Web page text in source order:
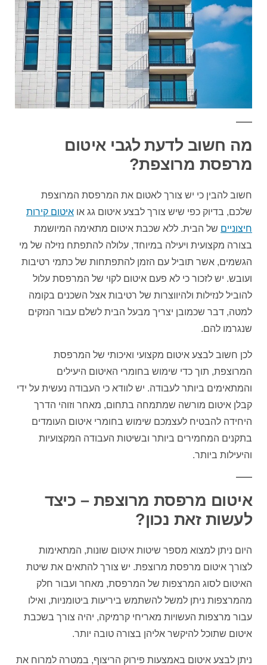
מה חשוב לדעת לגבי איטום
מרפסת מרוצפת?
חשוב להבין כי יש צורך לאטום את המרפסת המרוצפת
שלכם, בדיוק כפי שיש צורך לבצע איטום גג או איטום קירות
חיצוניים של הבית. ללא שכבת איטום מתאימה המיושמת
בצורה מקצועית ויעילה במיוחד, עלולה להתפתח נזילה של מי
הגשמים, אשר תוביל עם הזמן להתפתחות של כתמי רטיבות
ועובש. יש לזכור כי לא פעם איטום לקוי של המרפסת עלול
להוביל לנזילות ולהיווצרות של רטיבות אצל השכנים בקומה
למטה, דבר שכמובן יצריך מבעל הבית לשלם עבור הנזקים
שנגרמו להם.
לכן חשוב לבצע איטום מקצועי ואיכותי של המרפסת
המרוצפת, תוך כדי שימוש בחומרי האיטום היעילים
והמתאימים ביותר לעבודה. יש לוודא כי העבודה נעשית על ידי
קבלן איטום מורשה שמתמחה בתחום, מאחר וזוהי הדרך
היחידה להבטיח לעצמכם שימוש בחומרי איטום העומדים
בתקנים המחמירים ביותר ובשיטות העבודה המקצועיות
והיעילות ביותר.
איטום מרפסת מרוצפת – כיצד
לעשות זאת נכון?
היום ניתן למצוא מספר שיטות איטום שונות, המתאימות
לצורך איטום מרפסת מרוצפת. יש צורך להתאים את שיטת
האיטום לסוג המרצפות של המרפסת, מאחר ועבור חלק
מהמרצפות ניתן למשל להשתמש ביריעות ביטומניות, ואילו
עבור מרצפות העשויות מאריחי קרמיקה, יהיה צורך בשכבת
איטום שתוכל להיקשר אליהן בצורה טובה יותר.
ניתן לבצע איטום באמצעות פירוק הריצוף, במטרה למרוח את